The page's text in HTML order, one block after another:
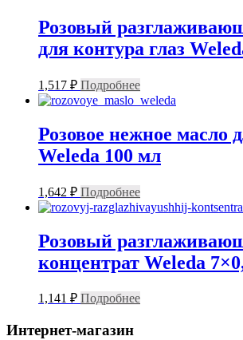
Розовый
для контура глаз
1,517 ₽ Подробнее
Розовое нежное масло
Weleda 100 мл
1,642 ₽ Подробнее
Розовый
концентрат Weleda
1,141 ₽ Подробнее
Интернет-магазин